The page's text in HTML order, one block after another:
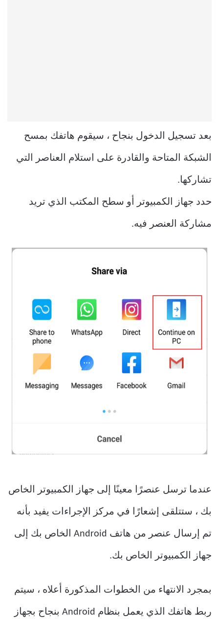
بعد تسجيل الدخول بنجاح ، سيقوم هاتفك بمسح
الشبكة المتاحة والقادرة على استلام العناصر التي
تشاركها.
حدد جهاز الكمبيوتر أو سطح المكتب الذي تريد
مشاركة العنصر فيه.
عندما ترسل عنصرًا معينًا إلى جهاز الكمبيوتر الخاص
بك ، ستتلقى إشعارًا في مركز الإجراءات يفيد بأنه
تم إرسال عنصر من هاتف Android الخاص بك إلى
جهاز الكمبيوتر الخاص بك.
بمجرد الانتهاء من الخطوات المذكورة أعلاه ، سيتم
ربط هاتفك الذي يعمل بنظام Android بنجاح بجهاز